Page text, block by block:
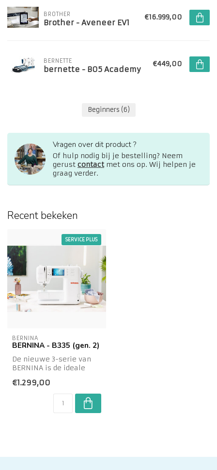
BROTHER
Brother - Aveneer EV1
€16.999,00
BERNETTE
bernette - B05 Academy
€449,00
Beginners (6)
Vragen over dit product ?
Of hulp nodig bij je bestelling? Neem
gerust contactmet ons op. Wij helpen je
graag verder.
Recent bekeken
SERVICE PLUS
BERNINA
BERNINA - B335 (gen. 2)
De nieuwe 3-serie van
BERNINA is de ideale
gebruiksgemak en kr...
€1.299,00